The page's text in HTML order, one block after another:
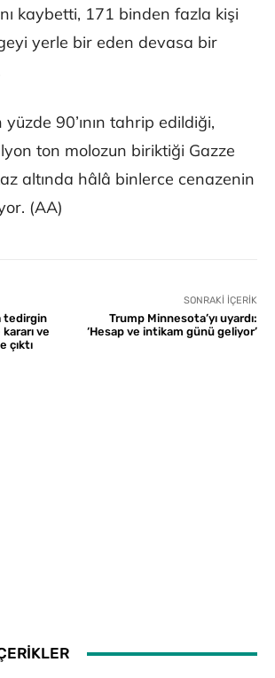
kaybetti, 171 binden fazla kişi
yerle bir eden devasa bir
yüzde 90’ının tahrip edildiği,
ton molozun biriktiği Gazze
altında hâlâ binlerce cenazenin
(AA)
tedirgin
ve
çıktı
SONRAKI İÇERIK
Trump Minnesota’yı uyardı:
‘Hesap ve intikam günü geliyor’